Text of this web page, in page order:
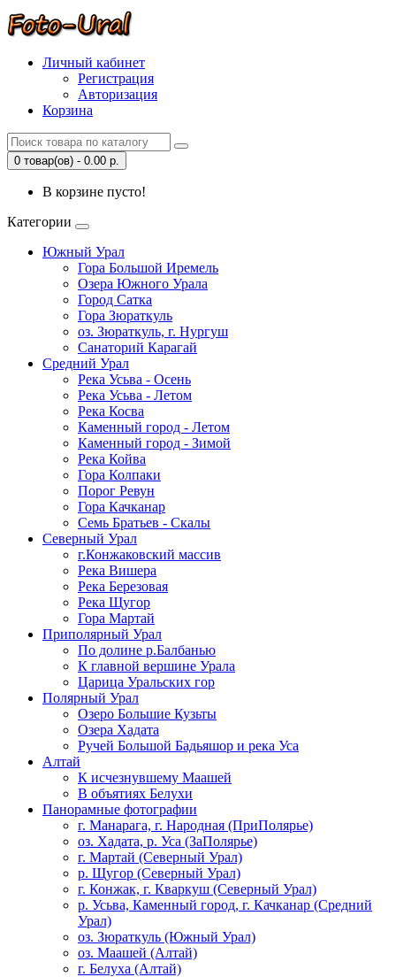
Личный кабинет
Регистрация
Авторизация
Корзина
0 товар(ов) - 0.00 р.
В корзине пусто!
Категории
Южный Урал
Гора Большой Иремель
Озера Южного Урала
Город Сатка
Гора Зюраткуль
оз. Зюраткуль, г. Нургуш
Санаторий Карагай
Средний Урал
Река Усьва - Осень
Река Усьва - Летом
Река Косва
Каменный город - Летом
Каменный город - Зимой
Река Койва
Гора Колпаки
Порог Ревун
Гора Качканар
Семь Братьев - Скалы
Северный Урал
г.Конжаковский массив
Река Вишера
Река Березовая
Река Щугор
Гора Мартай
Приполярный Урал
По долине р.Балбанью
К главной вершине Урала
Царица Уральских гор
Полярный Урал
Озеро Большие Кузьты
Озера Хадата
Ручей Большой Бадьяшор и река Уса
Алтай
К исчезнувшему Маашей
В объятиях Белухи
Панорамные фотографии
г. Манарага, г. Народная (ПриПолярье)
оз. Хадата, р. Уса (ЗаПолярье)
г. Мартай (Северный Урал)
р. Щугор (Северный Урал)
г. Конжак, г. Кваркуш (Северный Урал)
р. Усьва, Каменный город, г. Качканар (Средний
Урал)
оз. Зюраткуль (Южный Урал)
оз. Маашей (Алтай)
г. Белуха (Алтай)